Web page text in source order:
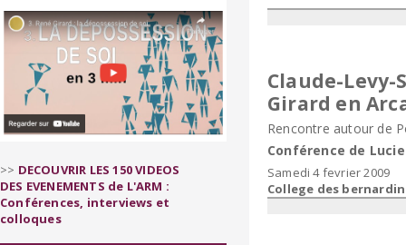
>> DECOUVRIR LES 150 VIDEOS
DES EVENEMENTS de L'ARM :
Conférences, interviews et
colloques
Claude-Levy-
Girard en
Rencontre autour de
Conférence de
Samedi 4 fevrier 2009
College des